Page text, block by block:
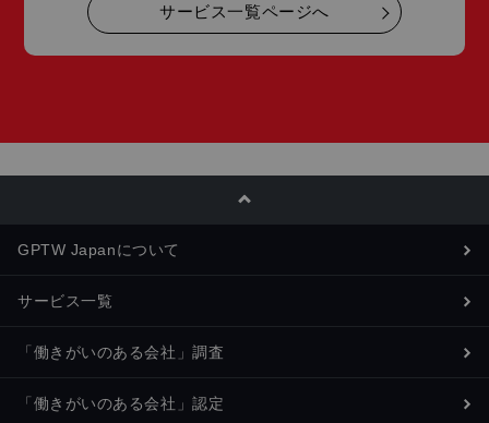
サービス一覧ページへ
GPTW Japanについて
サービス一覧
「働きがいのある会社」調査
「働きがいのある会社」認定